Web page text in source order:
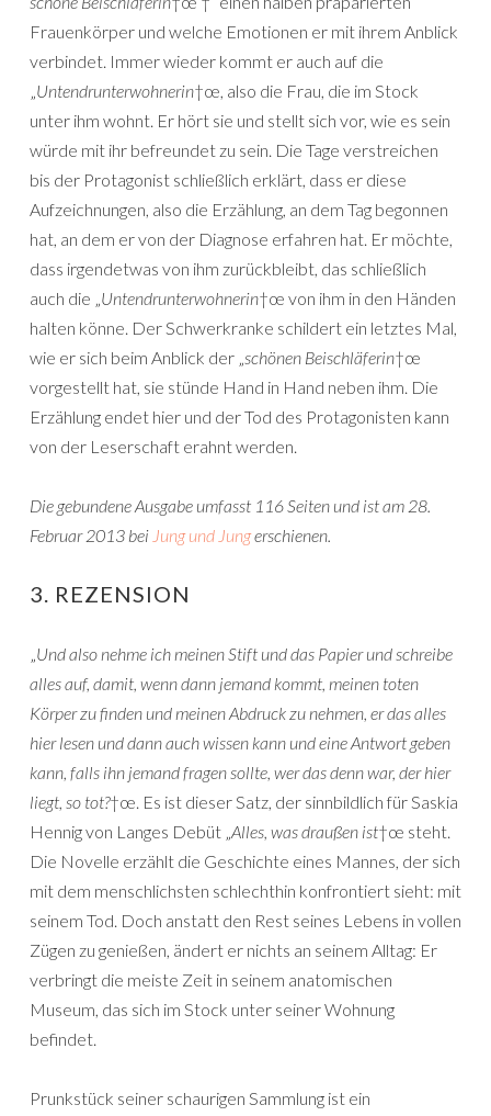
Frauenkörper und welche Emotionen er mit ihrem Anblick
verbindet. Immer wieder kommt er auch auf die
„Untendrunterwohnerin†œ, also die Frau, die im Stock
unter ihm wohnt. Er hört sie und stellt sich vor, wie es sein
würde mit ihr befreundet zu sein. Die Tage verstreichen
bis der Protagonist schließlich erklärt, dass er diese
Aufzeichnungen, also die Erzählung, an dem Tag begonnen
hat, an dem er von der Diagnose erfahren hat. Er möchte,
dass irgendetwas von ihm zurückbleibt, das schließlich
auch die „Untendrunterwohnerin†œ von ihm in den Händen
halten könne. Der Schwerkranke schildert ein letztes Mal,
wie er sich beim Anblick der „schönen Beischläferin†œ
vorgestellt hat, sie stünde Hand in Hand neben ihm. Die
Erzählung endet hier und der Tod des Protagonisten kann
von der Leserschaft erahnt werden.
Die gebundene Ausgabe umfasst 116 Seiten und ist am 28.
Februar 2013 bei Jung und Jungerschienen.
3. REZENSION
„Und also nehme ich meinen Stift und das Papier und schreibe
alles auf, damit, wenn dann jemand kommt, meinen toten
Körper zu finden und meinen Abdruck zu nehmen, er das alles
hier lesen und dann auch wissen kann und eine Antwort geben
kann, falls ihn jemand fragen sollte, wer das denn war, der hier
liegt, so tot?†œ. Es ist dieser Satz, der sinnbildlich für Saskia
Hennig von Langes Debüt „Alles, was draußen ist†œ steht.
Die Novelle erzählt die Geschichte eines Mannes, der sich
mit dem menschlichsten schlechthin konfrontiert sieht: mit
seinem Tod. Doch anstatt den Rest seines Lebens in vollen
Zügen zu genießen, ändert er nichts an seinem Alltag: Er
verbringt die meiste Zeit in seinem anatomischen
Museum, das sich im Stock unter seiner Wohnung
befindet.
Prunkstück seiner schaurigen Sammlung ist ein